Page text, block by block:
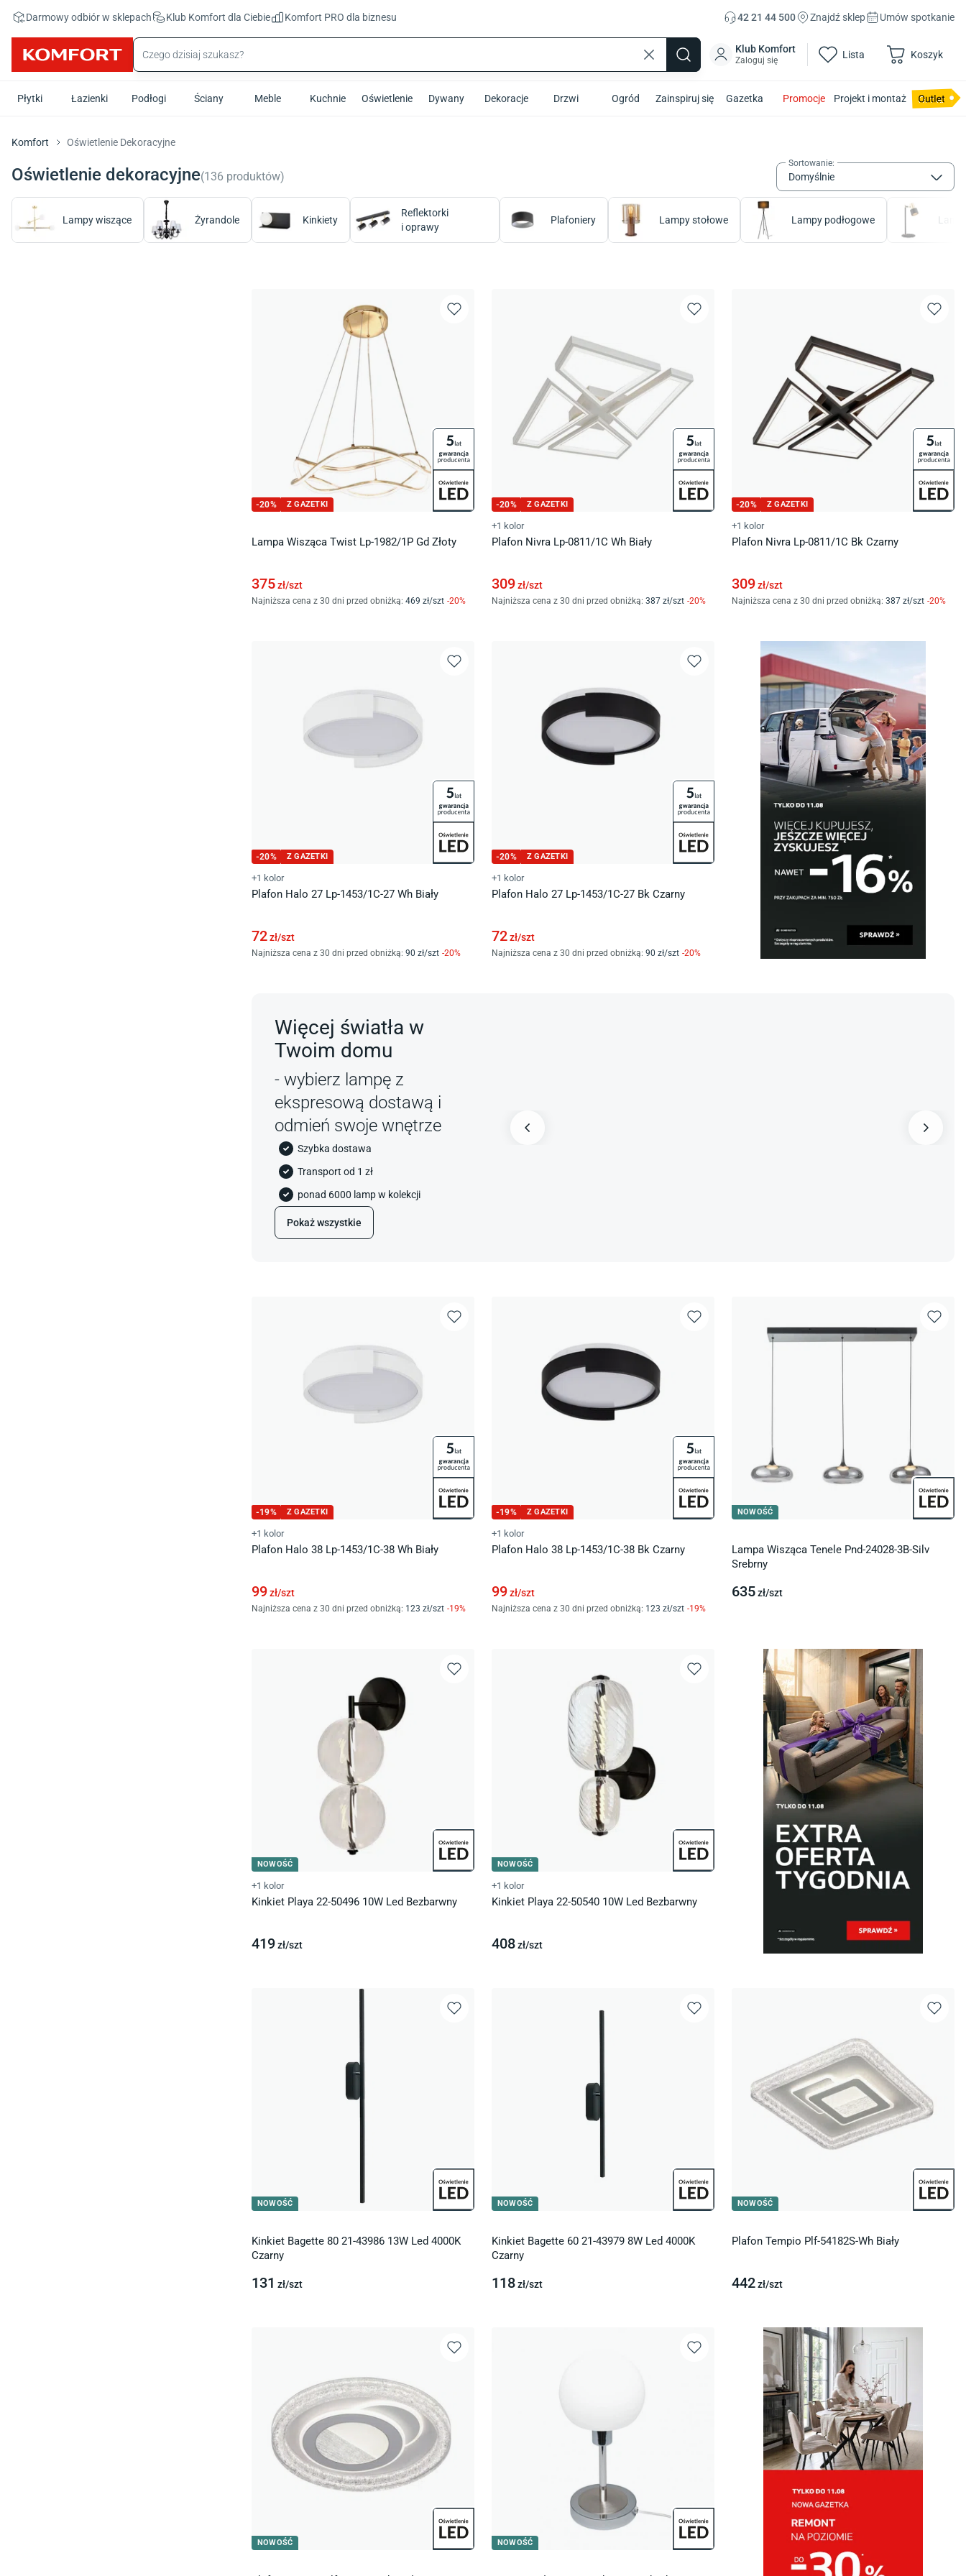
Darmowy odbiór w sklepach Klub Komfort dla Ciebie Komfort PRO dla biznesu 42 21 44 500 Znajdź sklep Umów spotkanie
Klub Komfort
Zaloguj się Lista Koszyk
Płytki Łazienki Podłogi Ściany Meble Kuchnie Oświetlenie Dywany Dekoracje Drzwi Ogród Zainspiruj się Gazetka Promocje Projekt i montaż
Komfort Oświetlenie Dekoracyjne
Oświetlenie dekoracyjne(136 produktów)
Sortowanie:
Domyślnie
Lampy wiszące Żyrandole Kinkiety
Reflektorki
i oprawy
Plafoniery Lampy stołowe Lampy podłogowe
-20% Z GAZETKI
Lampa Wisząca Twist Lp-1982/1P Gd Złoty
375zł/szt
Najniższa cena z 30 dni przed obniżką: 469 zł/szt -20%
-20% Z GAZETKI
+1 kolor
Plafon Nivra Lp-0811/1C Wh Biały
309zł/szt
Najniższa cena z 30 dni przed obniżką: 387 zł/szt -20%
-20% Z GAZETKI
+1 kolor
Plafon Nivra Lp-0811/1C Bk Czarny
309zł/szt
Najniższa cena z 30 dni przed obniżką: 387 zł/szt -20%
-20% Z GAZETKI
+1 kolor
Plafon Halo 27 Lp-1453/1C-27 Wh Biały
72zł/szt
Najniższa cena z 30 dni przed obniżką: 90 zł/szt -20%
-20% Z GAZETKI
+1 kolor
Plafon Halo 27 Lp-1453/1C-27 Bk Czarny
72zł/szt
Najniższa cena z 30 dni przed obniżką: 90 zł/szt -20%
Więcej światła w
Twoim domu
- wybierz lampę z
ekspresową dostawą i
odmień swoje wnętrze
Szybka dostawa
Transport od 1 zł
ponad 6000 lamp w kolekcji
Pokaż wszystkie
-19% Z GAZETKI
+1 kolor
Plafon Halo 38 Lp-1453/1C-38 Wh Biały
99zł/szt
Najniższa cena z 30 dni przed obniżką: 123 zł/szt -19%
-19% Z GAZETKI
+1 kolor
Plafon Halo 38 Lp-1453/1C-38 Bk Czarny
99zł/szt
Najniższa cena z 30 dni przed obniżką: 123 zł/szt -19%
NOWOŚĆ
Lampa Wisząca Tenele Pnd-24028-3B-Silv
Srebrny
635zł/szt
NOWOŚĆ
+1 kolor
Kinkiet Playa 22-50496 10W Led Bezbarwny
419zł/szt
NOWOŚĆ
+1 kolor
Kinkiet Playa 22-50540 10W Led Bezbarwny
408zł/szt
NOWOŚĆ
Kinkiet Bagette 80 21-43986 13W Led 4000K
Czarny
131 zł/szt
NOWOŚĆ
Kinkiet Bagette 60 21-43979 8W Led 4000K
Czarny
118zł/szt
NOWOŚĆ
Plafon Tempio Plf-54182S-Wh Biały
442zł/szt
NOWOŚĆ NOWOŚĆ